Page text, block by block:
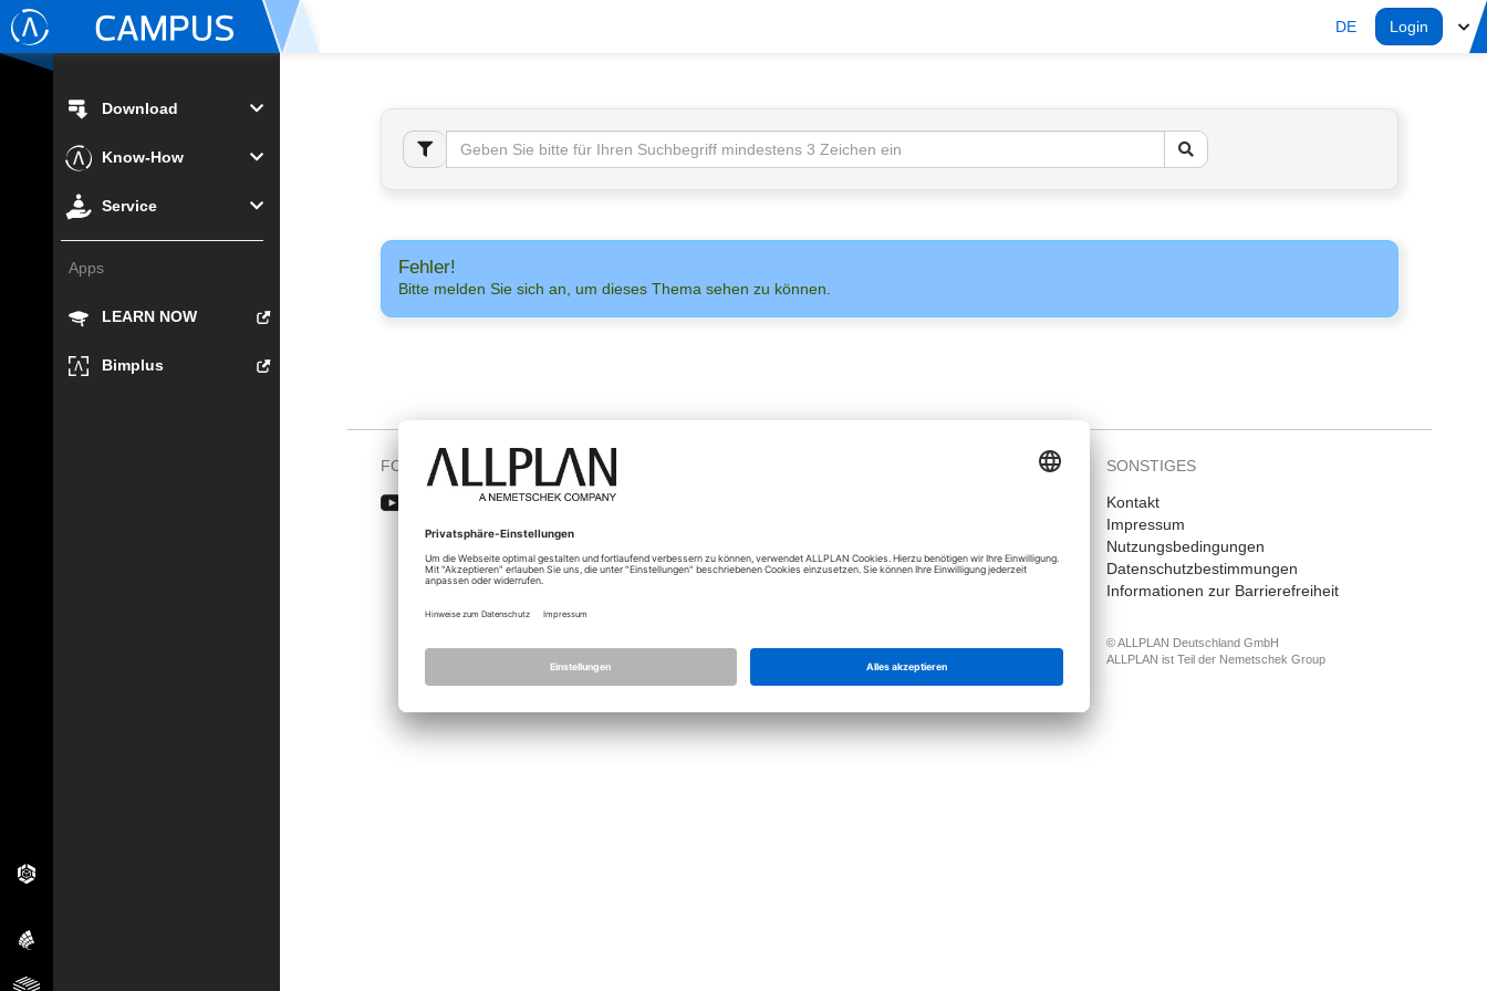
DE Login
Download
Know-How
Service
Apps
LEARN NOW
Bimplus
Fehler!
Bitte melden Sie sich an, um dieses Thema sehen zu können.
FOLGEN SIE UNS AUF
Datenschutz Einstellungen
SONSTIGES
Kontakt
Impressum
Nutzungsbedingungen
Datenschutzbestimmungen
Informationen zur Barrierefreiheit
© ALLPLAN Deutschland GmbH
ALLPLAN ist Teil der Nemetschek Group